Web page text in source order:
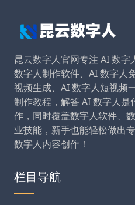
昆云数字人官网专注 AI 数
数字人制作软件、AI 数字人
视频生成、AI 数字人短视频
制作教程，解答 AI 数字人是
作，同时覆盖数字人软件、
业技能，新手也能轻松做出
数字人内容创作！
栏目导航